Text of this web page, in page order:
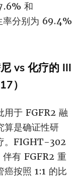
和
分别为 69.4%
vs 化疗的 III
）
用于 FGFR2 融
算是确证性研
。FIGHT-302
有 FGFR2 重
癌按照 1:1 的比